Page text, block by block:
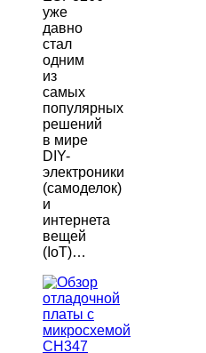
уже
давно
стал
одним
из
самых
популярных
решений
в мире
DIY-
электроники
(самоделок)
и
интернета
вещей
(IoT)…